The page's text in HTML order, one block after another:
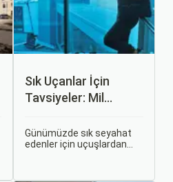
Sık Uçanlar İçin
Tavsiyeler: Mil
Günümüzde sık seyahat
edenler için uçuşlardan